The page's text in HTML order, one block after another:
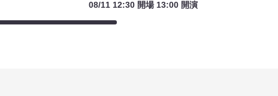
08/11 12:30 開場 13:00 開演